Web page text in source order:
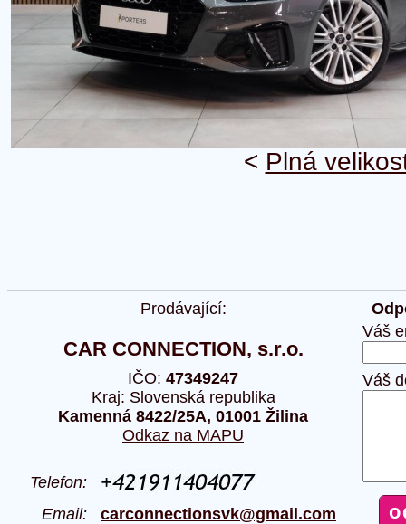
< Plná
Prodávající:
CAR CONNECTION, s.r.o.
IČO: 47349247
Kraj: Slovenská republika
Kamenná 8422/25A, 01001 Žilina
Odkaz na MAPU
Telefon:
Email: carconnectionsvk@gmail.com
Váš
Váš